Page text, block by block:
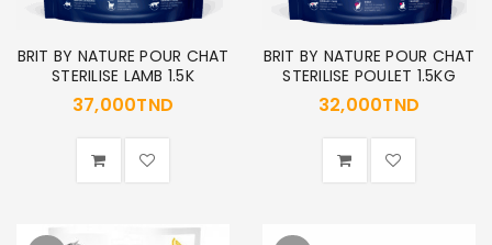
BRIT BY NATURE POUR CHAT
STERILISE LAMB 1.5K
37,000TND
BRIT BY NATURE POUR CHAT
STERILISE POULET 1.5KG
32,000TND